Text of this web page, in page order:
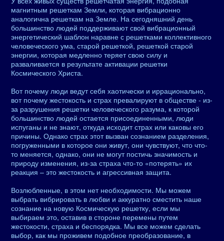
магнитным решеткам Земли, которая вибрационно
аналогична решеткам на Земле. На сегодняшний день
большинство людей поддерживают свой вибрационный
энергетический шаблон наравне с решетками коллективного
человеческого ума, старой решеткой, решеткой старой
энергии, которая медленно теряет свою силу и
разваливается в результате активации решетки
Космического Христа.
Вот почему люди ведут себя хаотически и иррационально,
вот почему жестокость и страх превалируют в обществе - из-
за разрушения решетки человеческого разума, к которой
большинство людей остается присоединенными, люди
испуганы и не знают, откуда исходит страх или каковы его
причины. Однако страх этот вызван сознанием разделения,
погруженными в которое они живут, они чувствуют, что что-
то меняется, однако, они не могут постичь значимость и
природу изменения, из-за страха что-то «потерять» их
реакция – это жестокость и агрессивная защита.
Возлюбленные, в этом нет необходимости. Мы можем
выбрать вибрировать в любви и аккуратно сместить наше
сознание на новую Космическую решетку, если мы
выбираем это, оставив в стороне перемены путем
жестокости, страха и беспорядка. Мы все можем сделать
выбор, как мы проживем подобное преобразование, в